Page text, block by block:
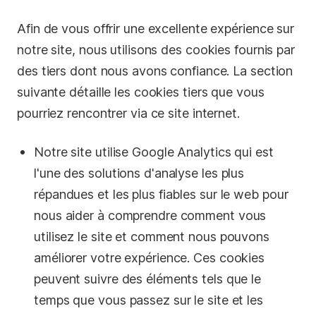
Afin de vous offrir une excellente expérience sur
notre site, nous utilisons des cookies fournis par
des tiers dont nous avons confiance. La section
suivante détaille les cookies tiers que vous
pourriez rencontrer via ce site internet.
Notre site utilise Google Analytics qui est
l'une des solutions d'analyse les plus
répandues et les plus fiables sur le web pour
nous aider à comprendre comment vous
utilisez le site et comment nous pouvons
améliorer votre expérience. Ces cookies
peuvent suivre des éléments tels que le
temps que vous passez sur le site et les